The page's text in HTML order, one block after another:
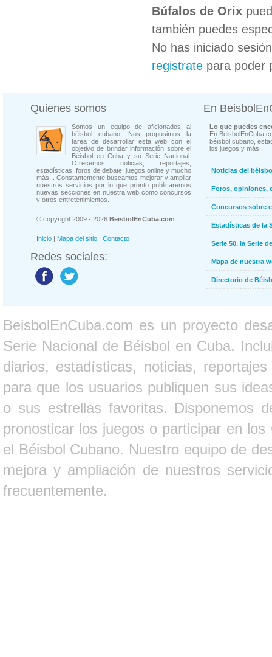
Búfalos de Orix
también puedes
No has iniciado
registrate para poder
Quienes somos
Somos un equipo de aficionados al
béisbol cubano. Nos propusimos la
tarea de desarrollar esta web con el
objetivo de brindar información sobre el
Béisbol en Cuba y su Serie Nacional.
Ofrecemos noticias, reportajes,
estadísticas, foros de debate, juegos online y mucho
más... Constantemente buscamos mejorar y ampliar
nuestros servicios por lo que pronto publicaremos
nuevas secciones en nuestra web como concursos
y otros entretenimientos.
© copyright 2009 - 2026 BeisbolEnCuba.com
Inicio | Mapa del sitio | Contacto
Redes sociales:
En
Lo que puedes
En
béisbol cubano,
los juegos y más...
Noticias del
Foros, opiniones,
Concursos sobre
Estadísticas de la
Serie 50, la Serie
Mapa de nuestra
Directorio de
BeisbolEnCuba.com es un proyecto
Serie Nacional de Béisbol en Cuba.
diarios, estadísticas, noticias,
para que los usuarios publiquen sus
o sus estrellas favoritas. Disponemos
pronosticar los juegos o participar en
el Béisbol Cubano. Nuestro equipo de
mejora y ampliación de nuestros
frecuentemente.